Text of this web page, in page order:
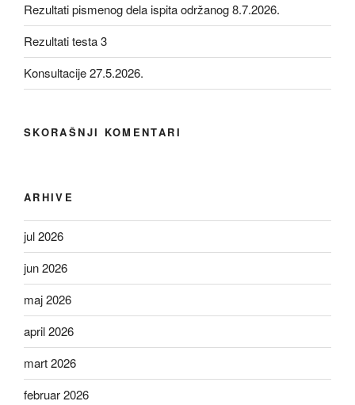
Rezultati pismenog dela ispita održanog 8.7.2026.
Rezultati testa 3
Konsultacije 27.5.2026.
SKORAŠNJI KOMENTARI
ARHIVE
jul 2026
jun 2026
maj 2026
april 2026
mart 2026
februar 2026